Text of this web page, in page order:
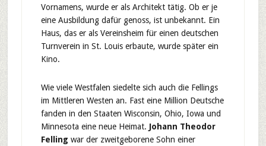
Vornamens, wurde er als Architekt tätig. Ob er je
eine Ausbildung dafür genoss, ist unbekannt. Ein
Haus, das er als Vereinsheim für einen deutschen
Turnverein in St. Louis erbaute, wurde später ein
Kino.
Wie viele Westfalen siedelte sich auch die Fellings
im Mittleren Westen an. Fast eine Million Deutsche
fanden in den Staaten Wisconsin, Ohio, Iowa und
Minnesota eine neue Heimat. Johann Theodor
Felling war der zweitgeborene Sohn einer